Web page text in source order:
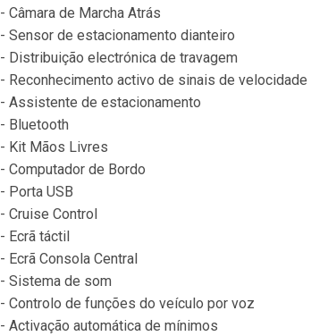
- Câmara de Marcha Atrás
- Sensor de estacionamento dianteiro
- Distribuição electrónica de travagem
- Reconhecimento activo de sinais de velocidade
- Assistente de estacionamento
- Bluetooth
- Kit Mãos Livres
- Computador de Bordo
- Porta USB
- Cruise Control
- Ecrã táctil
- Ecrã Consola Central
- Sistema de som
- Controlo de funções do veículo por voz
- Activação automática de mínimos